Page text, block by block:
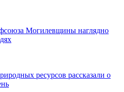
Могилевщины наглядно
ресурсов рассказали о